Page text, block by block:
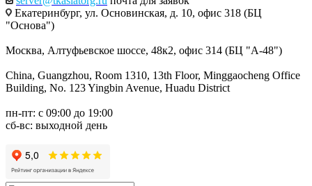
Екатеринбург, ул. Основинская, д. 10, офис 318 (БЦ
"Основа")
Москва, Алтуфьевское шоссе, 48к2, офис 314 (БЦ "А-48")
China, Guangzhou, Room 1310, 13th Floor, Minggaocheng Office
Building, No. 123 Yingbin Avenue, Huadu District
пн-пт: с 09:00 до 19:00
сб-вс: выходной день